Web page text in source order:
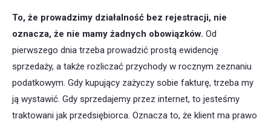
To, że prowadzimy działalność bez rejestracji, nie
oznacza, że nie mamy żadnych obowiązków. Od
pierwszego dnia trzeba prowadzić prostą ewidencję
sprzedaży, a także rozliczać przychody w rocznym zeznaniu
podatkowym. Gdy kupujący zażyczy sobie fakturę, trzeba my
ją wystawić. Gdy sprzedajemy przez internet, to jesteśmy
traktowani jak przedsiębiorca. Oznacza to, że klient ma prawo